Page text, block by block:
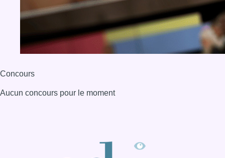
Concours
Aucun concours pour le moment